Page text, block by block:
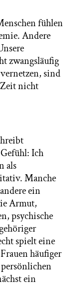
fühlen
Andere
zwangsläufig
sind
nicht
Ich
als
Manche
ein
Armut,
psychische
spielt eine
häufiger
ein